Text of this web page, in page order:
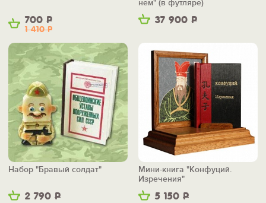
700 Р
1 410Р
37 900 Р
нем" (в футляре)
2 790 Р
Набор "Бравый солдат"
5 150 Р
Мини-книга "Конфуций.
Изречения"